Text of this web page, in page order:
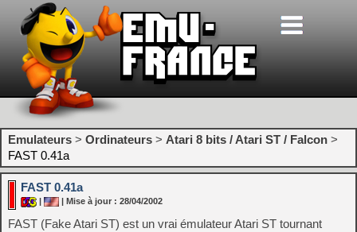
Emulateurs > Ordinateurs > Atari 8 bits / Atari ST / Falcon >
FAST 0.41a
FAST 0.41a
| | Mise à jour : 28/04/2002
FAST (Fake Atari ST) est un vrai émulateur Atari ST tournant